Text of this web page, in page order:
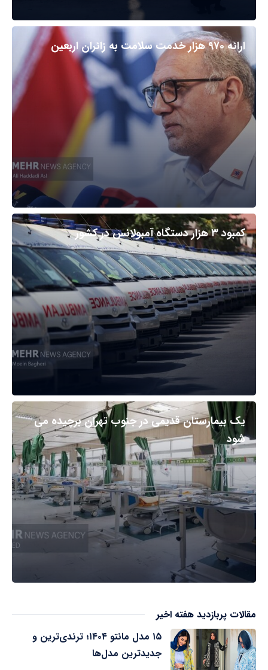
ارائه ۹۷۰ هزار خدمت سلامت به زائران اربعین
کمبود ۳ هزار دستگاه آمبولانس در کشور
یک بیمارستان قدیمی در جنوب تهران برچیده می
شود
مقالات پربازدید هفته اخیر
۱۵ مدل مانتو ۱۴۰۴؛ ترندی‌ترین و
جدیدترین مدل‌ها